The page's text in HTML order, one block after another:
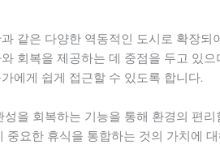
같은 다양한 역동적인 도시로 확장
회복을 제공하는 데 중점을 두고 있
에게 쉽게 접근할 수 있도록 합니다.
을 회복하는 기능을 통해 환경의 편
요한 휴식을 통합하는 것의 가치에